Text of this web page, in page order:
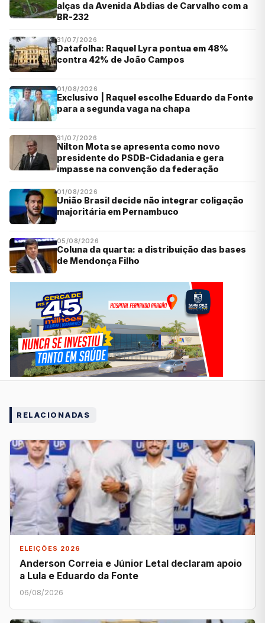
alças da Avenida Abdias de Carvalho com a
BR-232
31/07/2026
Datafolha: Raquel Lyra pontua em 48%
contra 42% de João Campos
01/08/2026
Exclusivo | Raquel escolhe Eduardo da Fonte
para a segunda vaga na chapa
31/07/2026
Nilton Mota se apresenta como novo
presidente do PSDB-Cidadania e gera
impasse na convenção da federação
01/08/2026
União Brasil decide não integrar coligação
majoritária em Pernambuco
05/08/2026
Coluna da quarta: a distribuição das bases
de Mendonça Filho
RELACIONADAS
ELEIÇÕES 2026
Anderson Correia e Júnior Letal declaram apoio
a Lula e Eduardo da Fonte
06/08/2026